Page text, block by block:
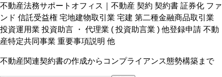
不動産法務サポートオフィス｜不動産 契約 契約書 証券化 ファ
ンド 信託受益権 宅地建物取引業 宅建 第二種金融商品取引業
投資運用業 投資助言 ・ 代理業 ( 投資助言業 ) 他登録申請 不動
産特定共同事業 重要事項説明 他
不動産関連契約書の作成からコンプライアンス態勢構築まで